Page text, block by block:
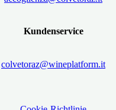
Kundenservice
colvetoraz@wineplatform.it